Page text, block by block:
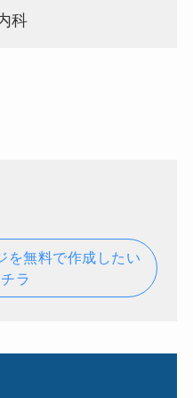
科
を無料で作成したい
ラ